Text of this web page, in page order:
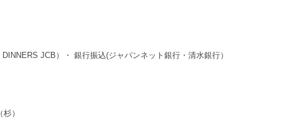
JCB）・ 銀行振込(ジャパンネット銀行・清水銀行）
）